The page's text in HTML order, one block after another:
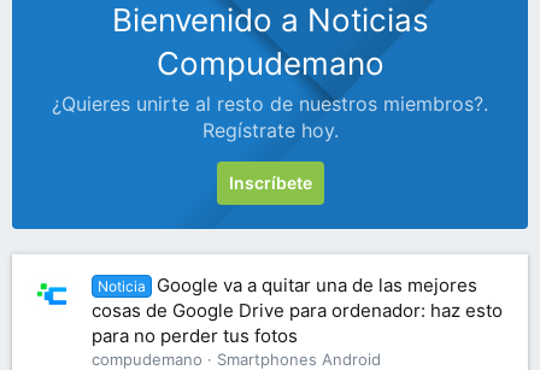
Bienvenido a Noticias
Compudemano
¿Quieres unirte al resto de nuestros miembros?.
Regístrate hoy.
Inscríbete
Noticia
Google va a quitar una de las mejores
cosas de Google Drive para ordenador: haz esto
para no perder tus fotos
compudemano
Smartphones Android